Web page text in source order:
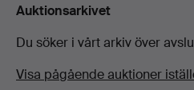
Auktionsarkivet
Du söker i vårt arkiv över
Visa pågående auktioner